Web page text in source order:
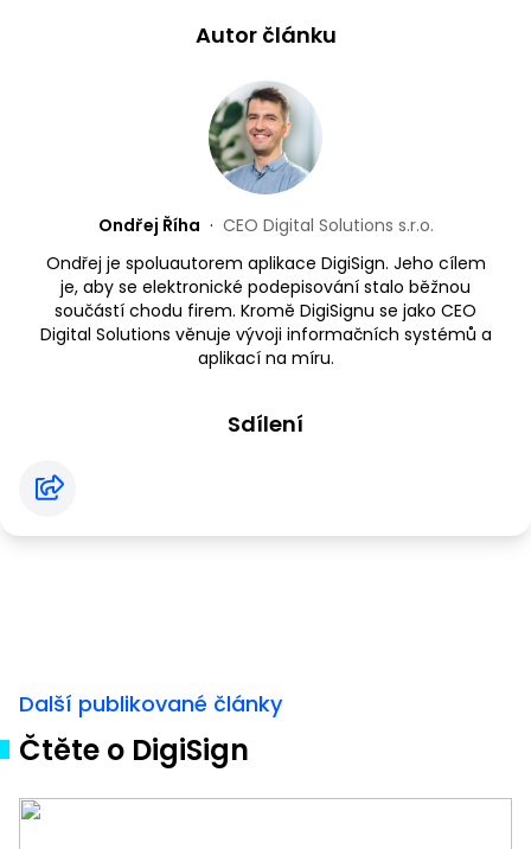
Autor článku
Ondřej Říha · CEO Digital Solutions s.r.o.
Ondřej je spoluautorem aplikace DigiSign. Jeho cílem
je, aby se elektronické podepisování stalo běžnou
součástí chodu firem. Kromě DigiSignu se jako CEO
Digital Solutions věnuje vývoji informačních systémů a
aplikací na míru.
Sdílení
Další publikované články
Čtěte o DigiSign